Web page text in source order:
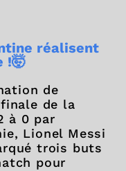
réalisent
!🤯
de
de la
à 0 par
Lionel Messi
trois buts
pour